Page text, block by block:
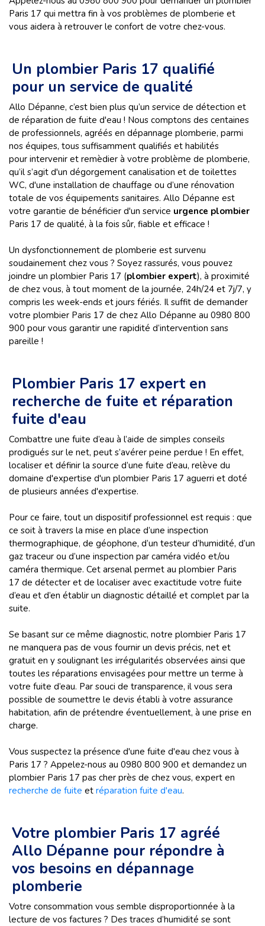
Paris 17 qui mettra fin à vos problèmes de plomberie et
vous aidera à retrouver le confort de votre chez-vous.
Un plombier Paris 17 qualifié
pour un service de qualité
Allo Dépanne, c’est bien plus qu’un service de détection et
de réparation de fuite d'eau ! Nous comptons des centaines
de professionnels, agréés en dépannage plomberie, parmi
nos équipes, tous suffisamment qualifiés et habilités
pour intervenir et remèdier à votre problème de plomberie,
qu’il s’agit d'un dégorgement canalisation et de toilettes
WC, d'une installation de chauffage ou d’une rénovation
totale de vos équipements sanitaires. Allo Dépanne est
votre garantie de bénéficier d'un service urgence plombier
Paris 17 de qualité, à la fois sûr, fiable et efficace !
Un dysfonctionnement de plomberie est survenu
soudainement chez vous ? Soyez rassurés, vous pouvez
joindre un plombier Paris 17 (plombier expert), à proximité
de chez vous, à tout moment de la journée, 24h/24 et 7j/7, y
compris les week-ends et jours fériés. Il suffit de demander
votre plombier Paris 17 de chez Allo Dépanne au 0980 800
900 pour vous garantir une rapidité d’intervention sans
pareille !
Plombier Paris 17 expert en
recherche de fuite et réparation
fuite d'eau
Combattre une fuite d’eau à l’aide de simples conseils
prodigués sur le net, peut s’avérer peine perdue ! En effet,
localiser et définir la source d’une fuite d’eau, relève du
domaine d'expertise d'un plombier Paris 17 aguerri et doté
de plusieurs années d'expertise.
Pour ce faire, tout un dispositif professionnel est requis : que
ce soit à travers la mise en place d’une inspection
thermographique, de géophone, d’un testeur d’humidité, d’un
gaz traceur ou d’une inspection par caméra vidéo et/ou
caméra thermique. Cet arsenal permet au plombier Paris
17 de détecter et de localiser avec exactitude votre fuite
d’eau et d’en établir un diagnostic détaillé et complet par la
suite.
Se basant sur ce même diagnostic, notre plombier Paris 17
ne manquera pas de vous fournir un devis précis, net et
gratuit en y soulignant les irrégularités observées ainsi que
toutes les réparations envisagées pour mettre un terme à
votre fuite d’eau. Par souci de transparence, il vous sera
possible de soumettre le devis établi à votre assurance
habitation, afin de prétendre éventuellement, à une prise en
charge.
Vous suspectez la présence d'une fuite d'eau chez vous à
Paris 17 ? Appelez-nous au 0980 800 900 et demandez un
plombier Paris 17 pas cher près de chez vous, expert en
recherche de fuite et réparation fuite d'eau.
Votre plombier Paris 17 agréé
Allo Dépanne pour répondre à
vos besoins en dépannage
plomberie
Votre consommation vous semble disproportionnée à la
lecture de vos factures ? Des traces d’humidité se sont